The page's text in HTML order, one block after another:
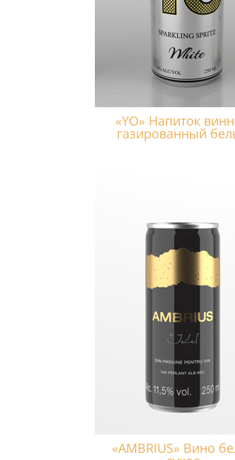
«YO» Напиток
газированный
«AMBRIUS» Вино